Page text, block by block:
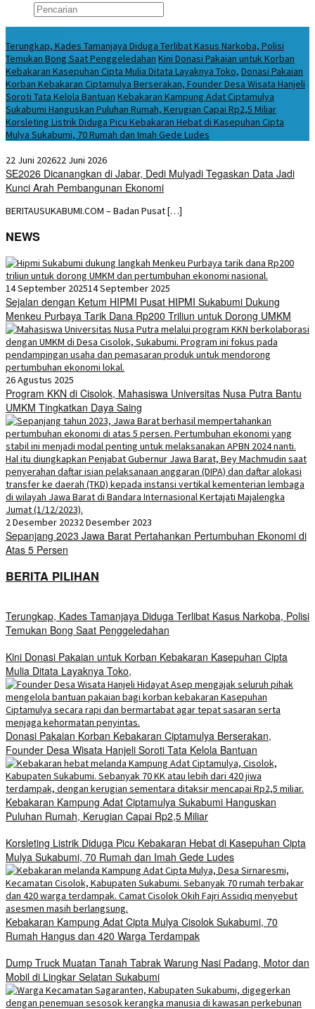
Terungkap, Kades Tamanjaya Diduga Terlibat Kasus Narkoba, Polisi
Temukan Bong Saat Penggeledahan Kini Donasi Pakaian untuk Korban
Kebakaran Kasepuhan Cipta Mulia Ditata Layaknya Toko, Donasi Pakaian
Korban Kebakaran Ciptamulya Berserakan, Founder Desa Wisata Hanjeli
Soroti Tata Kelola Bantuan Kebakaran Kampung Adat Ciptamulya
Sukabumi Hanguskan Puluhan Rumah, Kerugian Capai Rp2,5 Miliar
Korsleting Listrik Diduga Picu Kebakaran Hebat di Kasepuhan Cipta
Mulya Sukabumi, 70 Rumah dan Imah Gede Ludes
22 Juni 202622 Juni 2026
SE2026 Dicanangkan di Jabar, Dedi Mulyadi Tegaskan Data Jadi
Kunci Arah Pembangunan Ekonomi
BERITAUSUKABUMI.COM – Badan Pusat […]
NEWS
14 September 202514 September 2025
Sejalan dengan Ketum HIPMI Pusat HIPMI Sukabumi Dukung
Menkeu Purbaya Tarik Dana Rp200 Triliun untuk Dorong UMKM
26 Agustus 2025
Program KKN di Cisolok, Mahasiswa Universitas Nusa Putra Bantu
UMKM Tingkatkan Daya Saing
2 Desember 20232 Desember 2023
Sepanjang 2023 Jawa Barat Pertahankan Pertumbuhan Ekonomi di
Atas 5 Persen
BERITA PILIHAN
Terungkap, Kades Tamanjaya Diduga Terlibat Kasus Narkoba, Polisi
Temukan Bong Saat Penggeledahan
Kini Donasi Pakaian untuk Korban Kebakaran Kasepuhan Cipta
Mulia Ditata Layaknya Toko,
Donasi Pakaian Korban Kebakaran Ciptamulya Berserakan,
Founder Desa Wisata Hanjeli Soroti Tata Kelola Bantuan
Kebakaran Kampung Adat Ciptamulya Sukabumi Hanguskan
Puluhan Rumah, Kerugian Capai Rp2,5 Miliar
Korsleting Listrik Diduga Picu Kebakaran Hebat di Kasepuhan Cipta
Mulya Sukabumi, 70 Rumah dan Imah Gede Ludes
Kebakaran Kampung Adat Cipta Mulya Cisolok Sukabumi, 70
Rumah Hangus dan 420 Warga Terdampak
Dump Truck Muatan Tanah Tabrak Warung Nasi Padang, Motor dan
Mobil di Lingkar Selatan Sukabumi